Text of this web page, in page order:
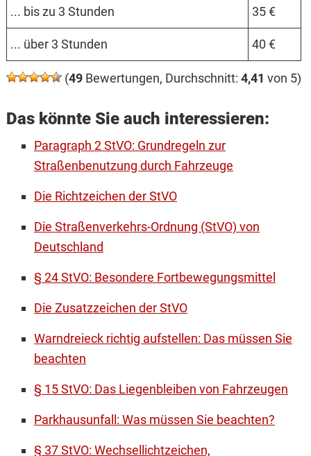
... bis zu 3 Stunden 35 €
... über 3 Stunden 40 €
(49Bewertungen, Durchschnitt: 4,41 von 5)
Das könnte Sie auch interessieren:
Paragraph 2 StVO: Grundregeln zur
Straßenbenutzung durch Fahrzeuge
Die Richtzeichen der StVO
Die Straßenverkehrs-Ordnung (StVO) von
Deutschland
§ 24 StVO: Besondere Fortbewegungsmittel
Die Zusatzzeichen der StVO
Warndreieck richtig aufstellen: Das müssen Sie
beachten
§ 15 StVO: Das Liegenbleiben von Fahrzeugen
Parkhausunfall: Was müssen Sie beachten?
§ 37 StVO: Wechsellichtzeichen,